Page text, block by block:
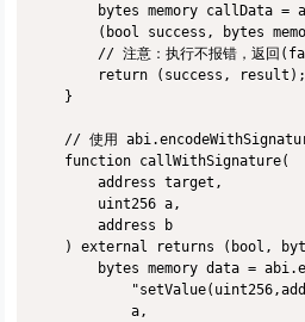
bytes memory callData =
(bool success, bytes
// 注意：执行不报错，返回
        return (success, result);
    }
// 使用
    function callWithSignature(
        address target,
        uint256 a,
        address b
) external returns (bool,
bytes memory data =
            a,